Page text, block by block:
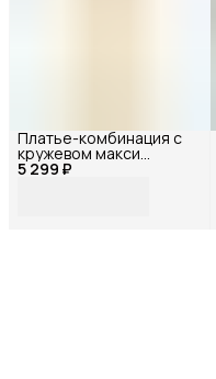
5 299 ₽
Платье-комбинация с
кружевом макси
Молочный 86350_42